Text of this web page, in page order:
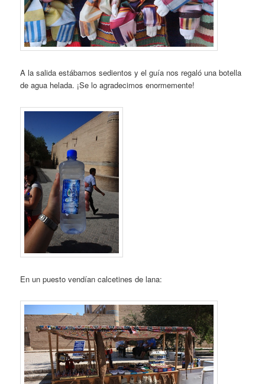
A la salida estábamos sedientos y el guía nos regaló una botella
de agua helada. ¡Se lo agradecimos enormemente!
En un puesto vendían calcetines de lana: